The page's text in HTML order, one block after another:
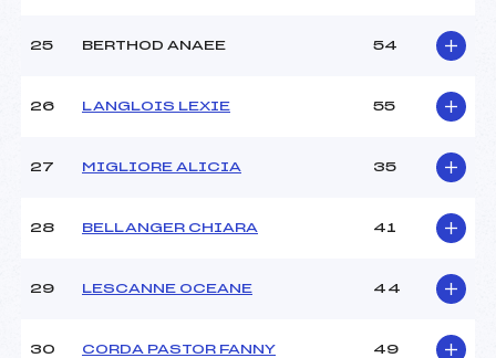
25 BERTHOD ANAEE 54
26 LANGLOIS LEXIE 55
27 MIGLIORE ALICIA 35
28 BELLANGER CHIARA 41
29 LESCANNE OCEANE 44
30 CORDA PASTOR FANNY 49